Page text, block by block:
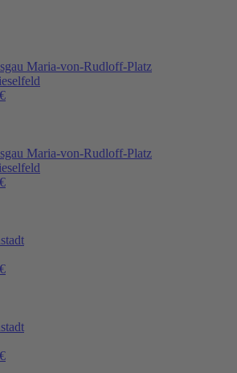
Maria-von-Rudloff-Platz
Maria-von-Rudloff-Platz